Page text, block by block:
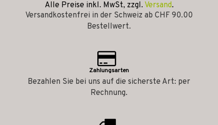
Alle Preise inkl. MwSt, zzgl. Versand.
Versandkostenfrei in der Schweiz ab CHF 90.00
Bestellwert.
Zahlungsarten
Bezahlen Sie bei uns auf die sicherste Art: per
Rechnung.